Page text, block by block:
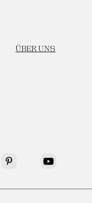
ÜBER UNS
Pinterest YouTube